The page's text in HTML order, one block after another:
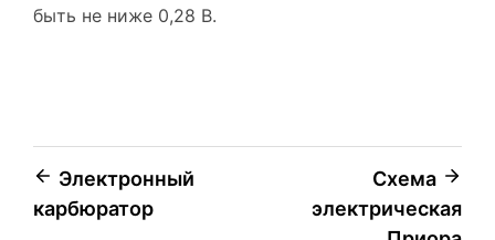
быть не ниже 0,28 В.
Навигация
по
Электронный
карбюратор
Схема
электрическая